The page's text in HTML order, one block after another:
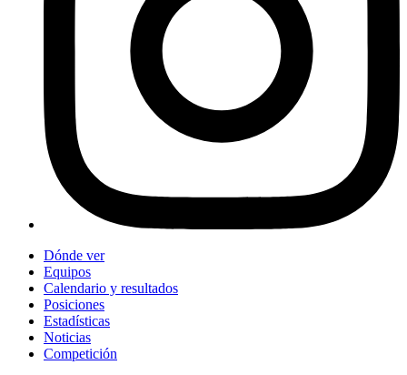
Dónde ver
Equipos
Calendario y resultados
Posiciones
Estadísticas
Noticias
Competición